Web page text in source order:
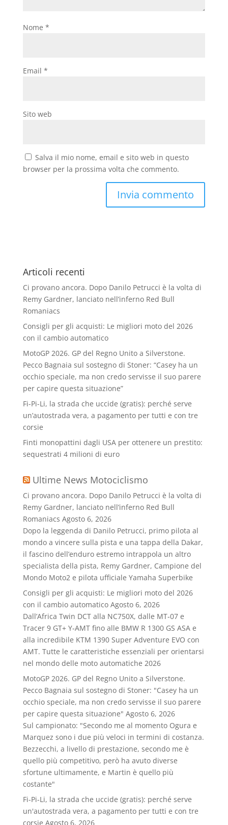
Nome *
Email *
Sito web
Salva il mio nome, email e sito web in questo
browser per la prossima volta che commento.
Articoli recenti
Ci provano ancora. Dopo Danilo Petrucci è la volta di
Remy Gardner, lanciato nell’inferno Red Bull
Romaniacs
Consigli per gli acquisti: Le migliori moto del 2026
con il cambio automatico
MotoGP 2026. GP del Regno Unito a Silverstone.
Pecco Bagnaia sul sostegno di Stoner: “Casey ha un
occhio speciale, ma non credo servisse il suo parere
per capire questa situazione”
Fi-Pi-Li, la strada che uccide (gratis): perché serve
un’autostrada vera, a pagamento per tutti e con tre
corsie
Finti monopattini dagli USA per ottenere un prestito:
sequestrati 4 milioni di euro
Ultime News Motociclismo
Ci provano ancora. Dopo Danilo Petrucci è la volta di
Remy Gardner, lanciato nell’inferno Red Bull
Romaniacs Agosto 6, 2026
Dopo la leggenda di Danilo Petrucci, primo pilota al
mondo a vincere sulla pista e una tappa della Dakar,
il fascino dell’enduro estremo intrappola un altro
specialista della pista, Remy Gardner, Campione del
Mondo Moto2 e pilota ufficiale Yamaha Superbike
Consigli per gli acquisti: Le migliori moto del 2026
con il cambio automatico Agosto 6, 2026
Dall’Africa Twin DCT alla NC750X, dalle MT‑07 e
Tracer 9 GT+ Y‑AMT fino alle BMW R 1300 GS ASA e
alla incredibile KTM 1390 Super Adventure EVO con
AMT. Tutte le caratteristiche essenziali per orientarsi
nel mondo delle moto automatiche 2026
MotoGP 2026. GP del Regno Unito a Silverstone.
Pecco Bagnaia sul sostegno di Stoner: "Casey ha un
occhio speciale, ma non credo servisse il suo parere
per capire questa situazione" Agosto 6, 2026
Sul campionato: "Secondo me al momento Ogura e
Marquez sono i due più veloci in termini di costanza.
Bezzecchi, a livello di prestazione, secondo me è
quello più competitivo, però ha avuto diverse
sfortune ultimamente, e Martin è quello più
costante"
Fi-Pi-Li, la strada che uccide (gratis): perché serve
un'autostrada vera, a pagamento per tutti e con tre
corsie Agosto 6, 2026